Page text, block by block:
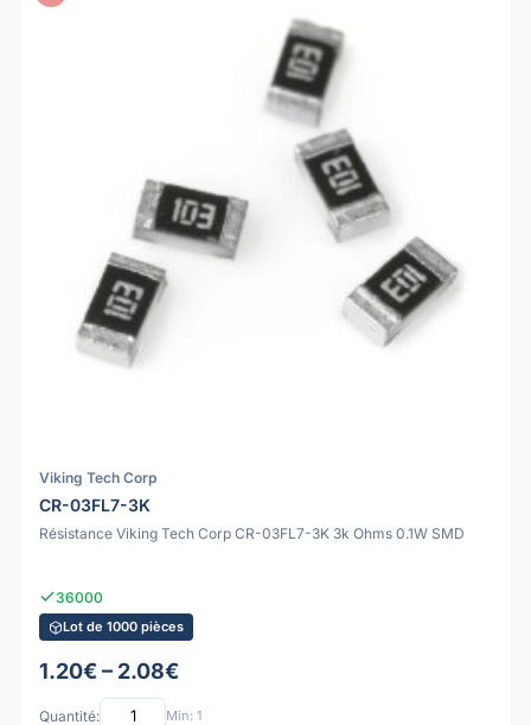
Viking Tech Corp
CR-03FL7-3K
Résistance Viking Tech Corp CR-03FL7-3K 3k Ohms 0.1W SMD
36000
Lot de 1000 pièces
1.20€ – 2.08€
Quantité: Min: 1